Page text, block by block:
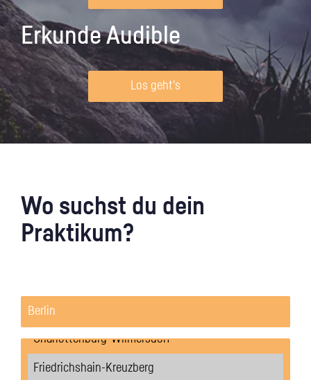
Erkunde Audible
Los geht's
Wo suchst du dein
Praktikum?